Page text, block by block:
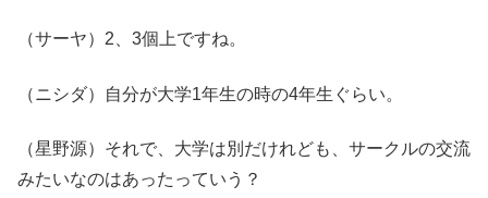
（サーヤ）2、3個上ですね。
（ニシダ）自分が大学1年生の時の4年生ぐらい。
（星野源）それで、大学は別だけれども、サークルの交流
みたいなのはあったっていう？